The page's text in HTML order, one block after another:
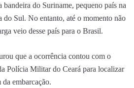
bandeira do Suriname, pequeno país na
do Sul. No entanto, até o momento não
veio desse país para o Brasil.
que a ocorrência contou com o
Polícia Militar do Ceará para localizar
embarcação.